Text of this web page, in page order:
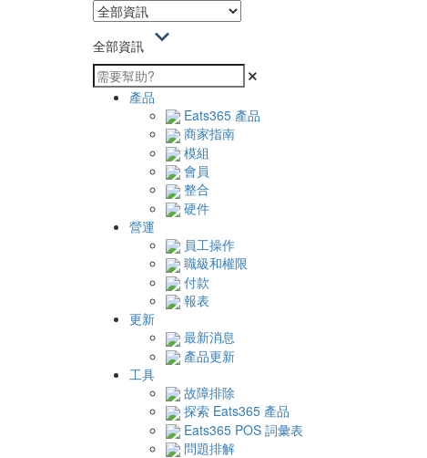
全部資訊
產品
Eats365 產品
商家指南
模組
會員
整合
硬件
營運
員工操作
職級和權限
付款
報表
更新
最新消息
產品更新
工具
故障排除
探索 Eats365 產品
Eats365 POS 詞彙表
問題排解